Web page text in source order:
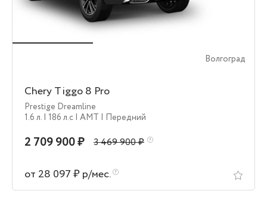
Волгоград
Chery Tiggo 8 Pro
Prestige Dreamline
1.6 л. | 186 л.c | AMT | Передний
2 709 900 ₽ 3 469 900 ₽
от 28 097 ₽ р/мес.